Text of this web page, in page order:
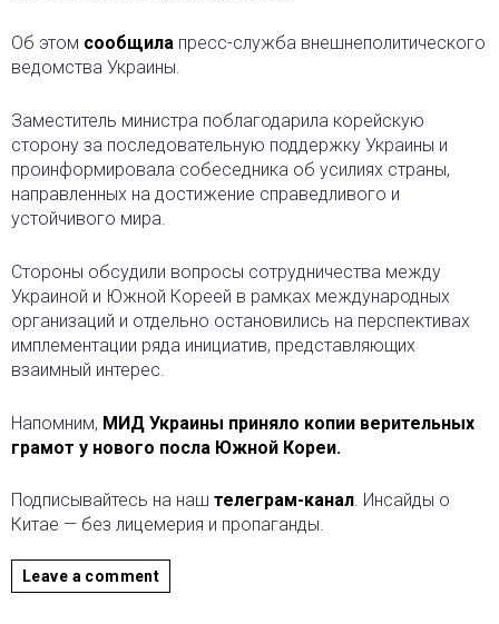
Об этом сообщила пресс-служба внешнеполитического
ведомства Украины.
Заместитель министра поблагодарила корейскую
сторону за последовательную поддержку Украины и
проинформировала собеседника об усилиях страны,
направленных на достижение справедливого и
устойчивого мира.
Стороны обсудили вопросы сотрудничества между
Украиной и Южной Кореей в рамках международных
организаций и отдельно остановились на перспективах
имплементации ряда инициатив, представляющих
взаимный интерес.
Напомним, МИД Украины приняло копии верительных
грамот у нового посла Южной Кореи.
Подписывайтесь на наш телеграм-канал. Инсайды о
Китае — без лицемерия и пропаганды.
Leave a comment